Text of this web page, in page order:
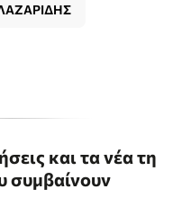
και τα νέα τη
συμβαίνουν